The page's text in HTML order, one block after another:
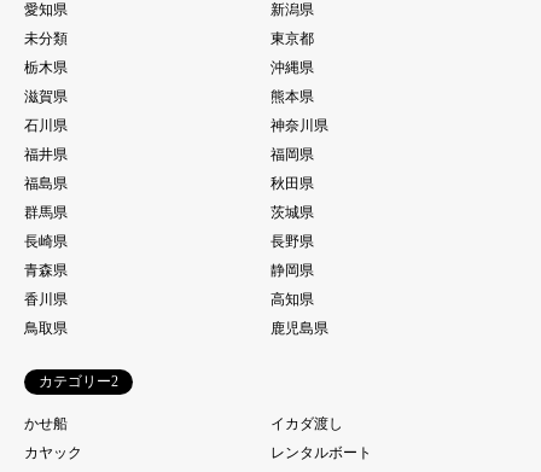
愛知県
新潟県
未分類
東京都
栃木県
沖縄県
滋賀県
熊本県
石川県
神奈川県
福井県
福岡県
福島県
秋田県
群馬県
茨城県
長崎県
長野県
青森県
静岡県
香川県
高知県
鳥取県
鹿児島県
カテゴリー2
かせ船
イカダ渡し
カヤック
レンタルボート